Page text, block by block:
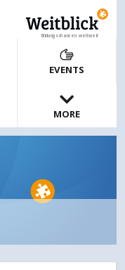
Bildungschancen weltweit
EVENTS
MORE